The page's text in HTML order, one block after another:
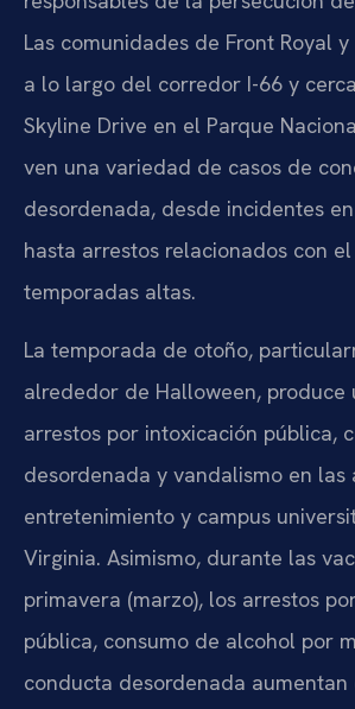
Las comunidades de Front Royal
a lo largo del corredor I-66 y
Skyline Drive en el Parque
ven una variedad de casos de
desordenada, desde incidentes
hasta arrestos relacionados con
temporadas altas.
La temporada de otoño,
alrededor de Halloween, produce
arrestos por intoxicación pública,
desordenada y vandalismo en las
entretenimiento y campus
Virginia. Asimismo, durante las
primavera (marzo), los arrestos
pública, consumo de alcohol por
conducta desordenada aumentan